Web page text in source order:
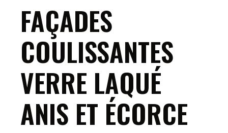
FAÇADES
COULISSANTES
VERRE LAQUÉ
ANIS ET ÉCORCE